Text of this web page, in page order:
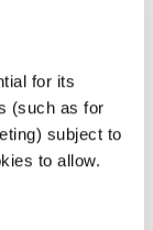
for its
(such as for
subject to
to allow.
טוויסט בעלילה
17.01.17
00:58:40
הסיפור של אמיר
העצומה לכל מה